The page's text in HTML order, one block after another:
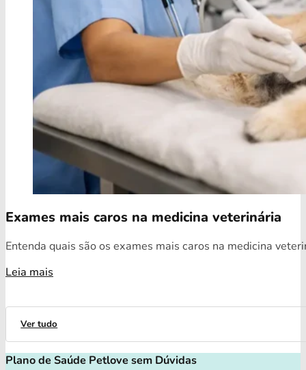
Exames mais caros na medicina veterinária
Entenda quais são os exames mais caros na medicina
Leia mais
Ver tudo
Plano de Saúde Petlove sem Dúvidas